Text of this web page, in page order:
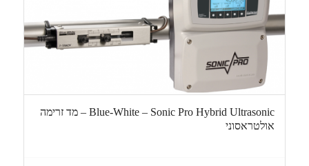
Blue-White – Sonic Pro Hybrid Ultrasonic – מד זרימה
אולטראסוני